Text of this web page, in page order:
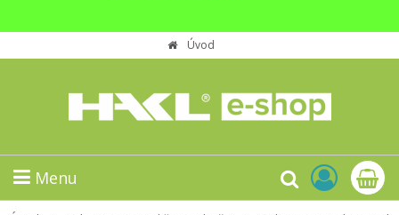
Úvod
Menu